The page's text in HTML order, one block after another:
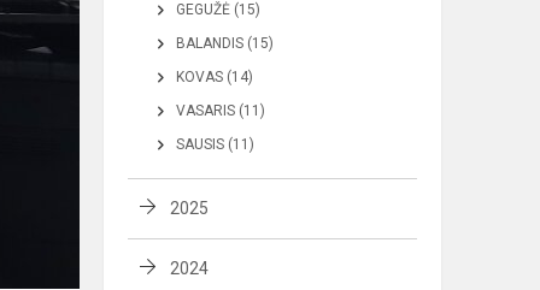
GEGUŽĖ (15)
BALANDIS (15)
KOVAS (14)
VASARIS (11)
SAUSIS (11)
2025
2024